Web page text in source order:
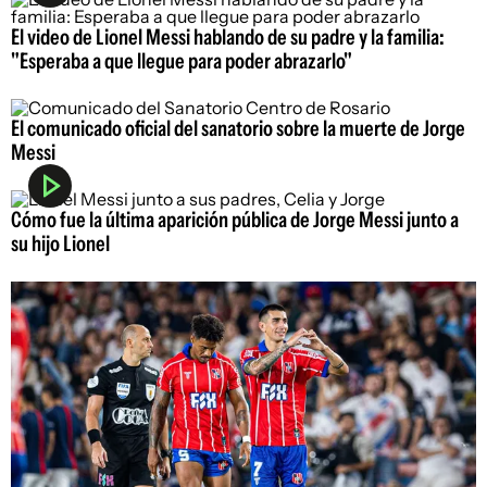
El video de Lionel Messi hablando de su padre y la familia:
"Esperaba a que llegue para poder abrazarlo"
El comunicado oficial del sanatorio sobre la muerte de Jorge
Messi
Cómo fue la última aparición pública de Jorge Messi junto a
su hijo Lionel